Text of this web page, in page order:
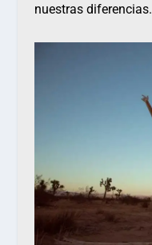
nuestras diferencias.